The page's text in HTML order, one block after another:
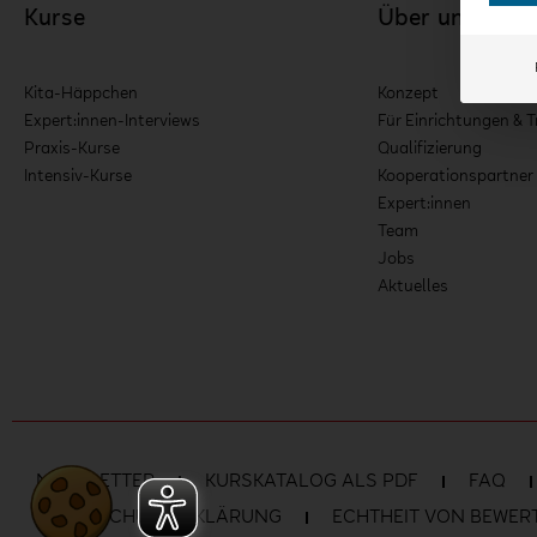
Kurse
Kita-Häppchen
Expert:innen-Interviews
Praxis-Kurse
Intensiv-Kurse
Über uns
Konzept
Für Einrichtungen &
Qualifizierung
Kooperationspartner
Expert:innen
Team
Jobs
Aktuelles
NEWSLETTER KURSKATALOG ALS PDF FAQ
DATENSCHUTZERKLÄRUNG
ECHTHEIT VON